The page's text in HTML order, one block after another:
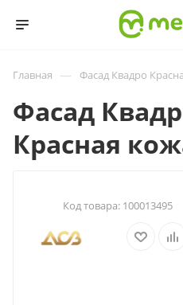
Главная — Фасад Квадро
Фасад
Красная
Код товара: 100013495